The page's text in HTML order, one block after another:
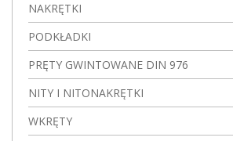
NAKRĘTKI
PODKŁADKI
PRĘTY GWINTOWANE DIN 976
NITY I NITONAKRĘTKI
WKRĘTY